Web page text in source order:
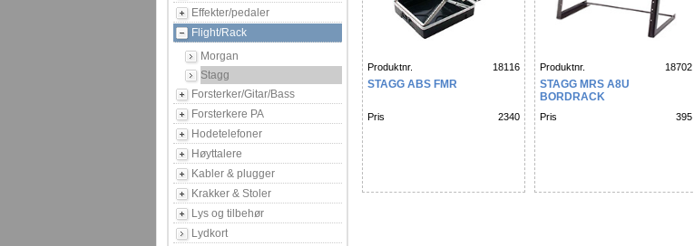
Effekter/pedaler
Flight/Rack
Morgan
Stagg
Forsterker/Gitar/Bass
Forsterkere PA
Hodetelefoner
Høyttalere
Kabler & plugger
Krakker & Stoler
Lys og tilbehør
Lydkort
Produktnr. 18116
STAGG ABS FMR
Pris 2340
Produktnr. 18702
STAGG MRS A8U
BORDRACK
Pris 395